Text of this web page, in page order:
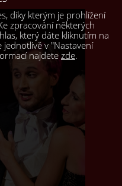
díky kterým je prohlížení
zpracování některých
který dáte kliknutím na
v "Nastavení
najdetezde.